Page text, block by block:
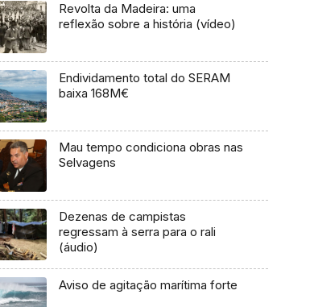
Revolta da Madeira: uma
reflexão sobre a história (vídeo)
Endividamento total do SERAM
baixa 168M€
Mau tempo condiciona obras nas
Selvagens
Dezenas de campistas
regressam à serra para o rali
(áudio)
Aviso de agitação marítima forte